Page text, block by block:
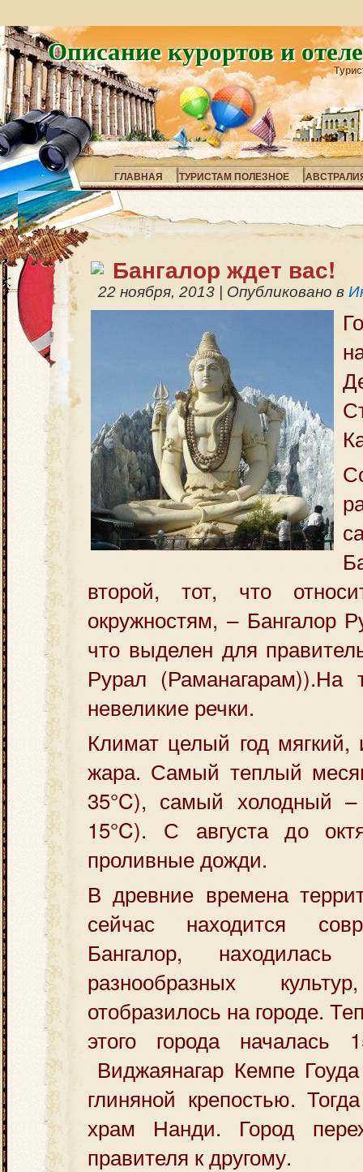
Описание курортов и
ГЛАВНАЯ ТУРИСТАМ ПОЛЕЗНОЕ
Бангалор ждет вас!
22 ноября, 2013 Опубликовано в
второй, тот, что
окружностям, – Бангалор
что выделен для
Рурал (Раманагарам)).На
невеликие речки.
Климат целый год
жара. Самый теплый
35°C), самый
15°C). С августа до
проливные дожди.
В древние времена
сейчас находится
Бангалор,
разнообразных
отобразилось на городе.
этого города началась
Виджаянагар Кемпе
глиняной крепостью.
храм Нанди. Город
правителя к другому.